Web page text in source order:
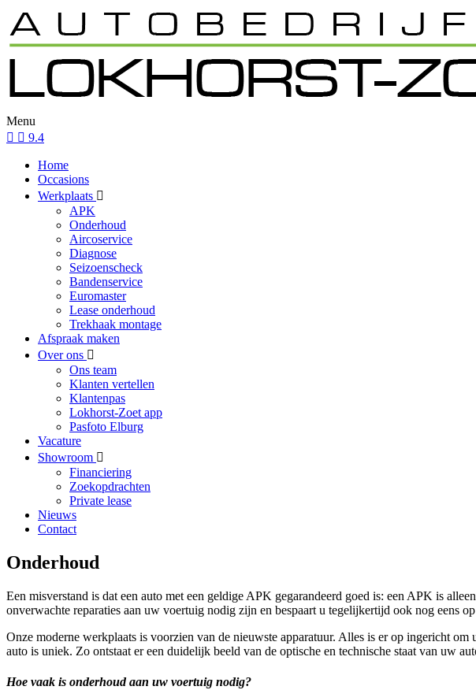
Menu
9.4
Home
Occasions
Werkplaats
APK
Onderhoud
Aircoservice
Diagnose
Seizoenscheck
Bandenservice
Euromaster
Lease onderhoud
Trekhaak montage
Afspraak maken
Over ons
Ons team
Klanten vertellen
Klantenpas
Lokhorst-Zoet app
Pasfoto Elburg
Vacature
Showroom
Financiering
Zoekopdrachten
Private lease
Nieuws
Contact
Onderhoud
Een misverstand is dat een auto met een geldige APK gegarandeerd goed is: een APK is
onverwachte reparaties aan uw voertuig nodig zijn en bespaart u tegelijkertijd ook nog eens
Onze moderne werkplaats is voorzien van de nieuwste apparatuur. Alles is er op ingericht
auto is uniek. Zo ontstaat er een duidelijk beeld van de optische en technische staat van uw
Hoe vaak is onderhoud aan uw voertuig nodig?